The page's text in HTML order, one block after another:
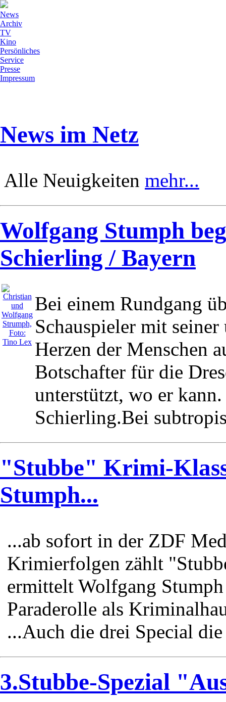
News
Archiv
TV
Kino
Persönliches
Service
Presse
Impressum
News im Netz
Alle Neuigkeiten mehr...
Wolfgang Stumph
Schierling / Bayern
Bei einem Rundgang
Schauspieler mit
Herzen der Menschen
Botschafter für die
unterstützt, wo er
Schierling.Bei
"Stubbe" Krimi-
Stumph...
...ab sofort in der ZDF
Krimierfolgen zählt
ermittelt Wolfgang
Paraderolle als
...Auch die drei Special
3.Stubbe-Spezial